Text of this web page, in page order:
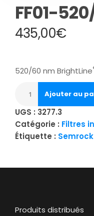
FF01-
435,00€
520/60 nm BrightLine
Ajouter au
UGS : 3277.3
Catégorie : Filtres
Étiquette : Semrock
Produits distribués